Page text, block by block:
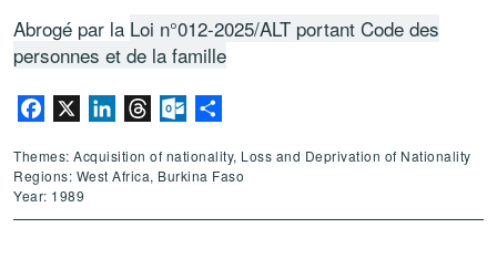
Abrogé par la Loi n°012-2025/ALT portant Code des
personnes et de la famille
Facebook LinkedInThreadsOutlook.com
Themes: Acquisition of nationality, Loss and Deprivation of Nationality
Regions: West Africa, Burkina Faso
Year: 1989